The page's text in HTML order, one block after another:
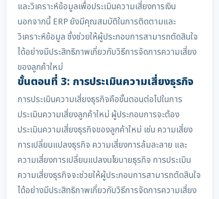
และวิเคราะห์ข้อมูลเพื่อประเมินความเสี่ยงการเงิน
นอกจากนี้ ERP ยังมีคุณสมบัติในการติดตามและ
วิเคราะห์ข้อมูล ซึ่งช่วยให้ผู้ประกอบการสามารถตัดสินใจ
ได้อย่างมีประสิทธิภาพเกี่ยวกับวิธีการจัดการความเสี่ยง
ของลูกค้าใหม่
ขั้นตอนที่ 3: การประเมินความเสี่ยงธุรกิจ
การประเมินความเสี่ยงธุรกิจคือขั้นตอนต่อไปในการ
ประเมินความเสี่ยงลูกค้าใหม่ ผู้ประกอบการจะต้อง
ประเมินความเสี่ยงธุรกิจของลูกค้าใหม่ เช่น ความเสี่ยง
การเปลี่ยนแปลงธุรกิจ ความเสี่ยงการล้มละลาย และ
ความเสี่ยงการเปลี่ยนแปลงนโยบายธุรกิจ การประเมิน
ความเสี่ยงธุรกิจจะช่วยให้ผู้ประกอบการสามารถตัดสินใจ
ได้อย่างมีประสิทธิภาพเกี่ยวกับวิธีการจัดการความเสี่ยง